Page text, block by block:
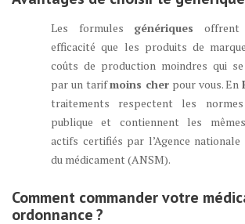
Les formules génériques offrent
efficacité que les produits de
coûts de production moindres qui
par un tarifmoins cher pour vous. En
traitements respectent les
publique et contiennent les
actifs certifiés par l’Agence nationale
du médicament (ANSM).
Comment commandervotre
ordonnance?